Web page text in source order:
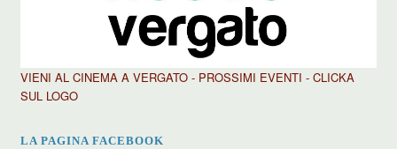
VIENI AL CINEMA A VERGATO - PROSSIMI EVENTI - CLICKA
SUL LOGO
LA PAGINA FACEBOOK